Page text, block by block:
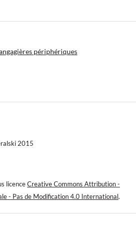
périphériques
2015
licenceCreative Commons Attribution -
- Pas de Modification 4.0 International.